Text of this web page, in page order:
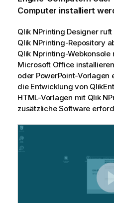
Computer installiert
Qlik NPrinting Designerruft
Qlik NPrinting-Repository
Qlik Nprinting-Webkonsole
Microsoft Office
oder PowerPoint-Vorlagen
die Entwicklung von
HTML-Vorlagen mit Qlik
zusätzliche Software